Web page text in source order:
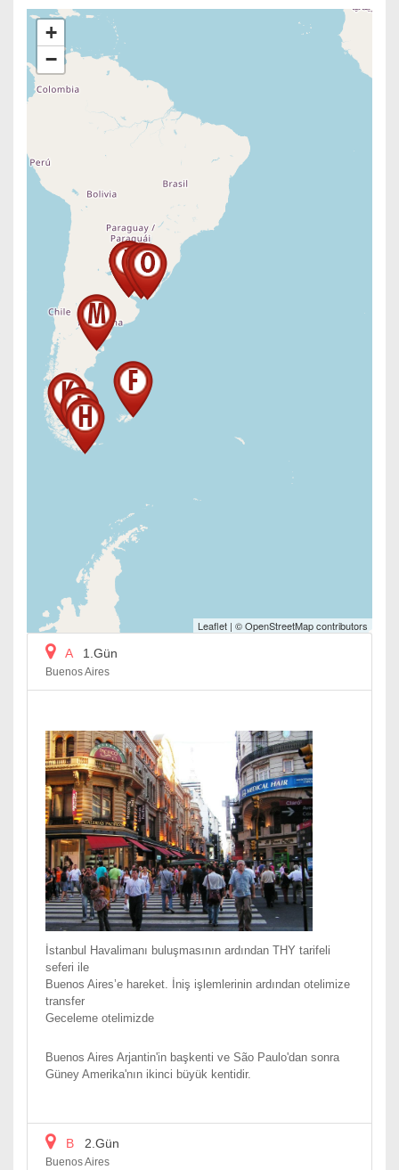
+
−
Leaflet | ©OpenStreetMapcontributors
A
1.Gün
Buenos Aires
İstanbul Havalimanı buluşmasının ardından THY tarifeli
seferi ile
Buenos Aires’e hareket. İniş işlemlerinin ardından otelimize
transfer
Geceleme otelimizde
Buenos Aires Arjantin'in başkenti ve São Paulo'dan sonra
Güney Amerika'nın ikinci büyük kentidir.
B 2.Gün
Buenos Aires